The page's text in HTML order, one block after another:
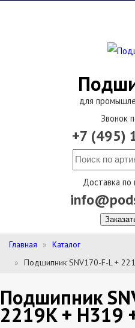
для
Звонок
+7 (495)
Доставка по
Главная
Каталог
Подшипник SNV170-F-L +
Подшипник
2219K + H319